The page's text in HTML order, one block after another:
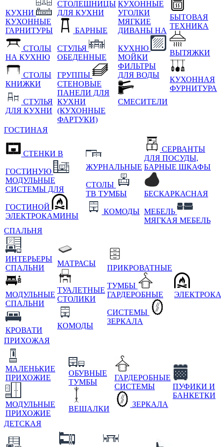
КУХНИ
КУХОННЫЕ
ГАРНИТУРЫ
СТОЛЫ
НА КУХНЮ
СТОЛЫ
КНИЖКИ
СТУЛЬЯ
ДЛЯ КУХНИ
СТОЛЕШНИЦЫ
ДЛЯ КУХНИ
БАРНЫЕ
СТУЛЬЯ
ОБЕДЕННЫЕ
ГРУППЫ
СТЕНОВЫЕ
ПАНЕЛИ ДЛЯ
КУХНИ
(КУХОННЫЕ
ФАРТУКИ)
КУХОННЫЕ
УГОЛКИ
МЯГКИЕ
ДИВАНЫ НА
КУХНЮ
МОЙКИ
ФИЛЬТРЫ
ДЛЯ ВОДЫ
СМЕСИТЕЛИ
БЫТОВАЯ
ТЕХНИКА
ВЫТЯЖКИ
КУХОННАЯ
ФУРНИТУРА
ГОСТИНАЯ
СТЕНКИ В
ГОСТИНУЮ
МОДУЛЬНЫЕ
СИСТЕМЫ ДЛЯ
ГОСТИНОЙ
ЭЛЕКТРОКАМИНЫ
ЖУРНАЛЬНЫЕ
СТОЛЫ
ТВ ТУМБЫ
КОМОДЫ
СЕРВАНТЫ
ДЛЯ ПОСУДЫ,
БАРНЫЕ ШКАФЫ
БЕСКАРКАСНАЯ
МЕБЕЛЬ
МЯГКАЯ МЕБЕЛЬ
СПАЛЬНЯ
ИНТЕРЬЕРЫ
СПАЛЬНИ
МОДУЛЬНЫЕ
СПАЛЬНИ
КРОВАТИ
МАТРАСЫ
ТУАЛЕТНЫЕ
СТОЛИКИ
КОМОДЫ
ПРИКРОВАТНЫЕ
ТУМБЫ
ГАРДЕРОБНЫЕ
СИСТЕМЫ
ЗЕРКАЛА
ПРИХОЖАЯ
МАЛЕНЬКИЕ
ПРИХОЖИЕ
МОДУЛЬНЫЕ
ПРИХОЖИЕ
ОБУВНЫЕ
ТУМБЫ
ВЕШАЛКИ
ГАРДЕРОБНЫЕ
СИСТЕМЫ
ЗЕРКАЛА
ПУФИКИ И
БАНКЕТКИ
ДЕТСКАЯ